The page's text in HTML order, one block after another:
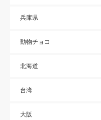
兵庫県
動物チョコ
北海道
台湾
大阪